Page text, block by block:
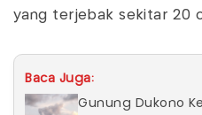
yang terjebak sekitar 20
Baca Juga:
Gunung Dukono